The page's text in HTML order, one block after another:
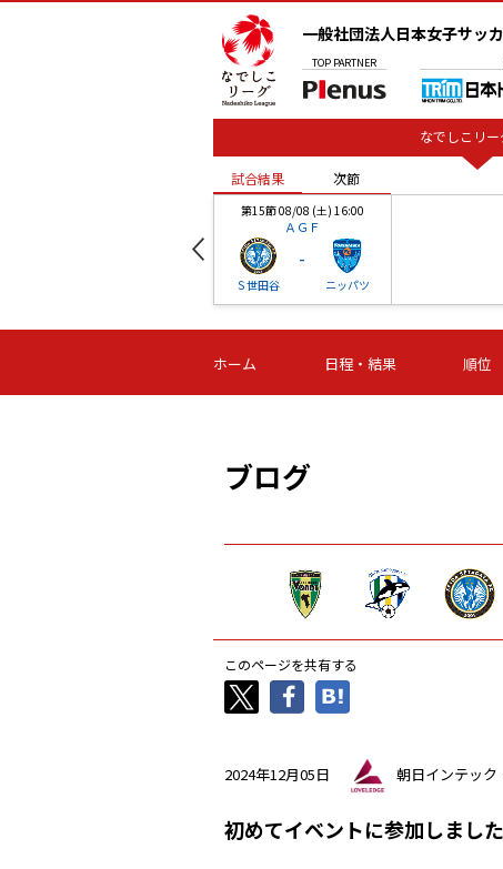
一般社団法人日本女子サッ
TOP PARTNER
なでしこリ
試合結果 次節
第15節 08/08 (土) 16:00
ＡＧＦ
Ｓ世田谷
-
ニッパツ
-
第16節 09/05 (土) 15:00
ニッパツ
-
第16節 09/05 (
石人の星
-
試合結果 次節
ホーム 日程・結果 順位
ブログ
このページを共有する
2024年12月05日 朝日インテッ
初めてイベントに参加しました